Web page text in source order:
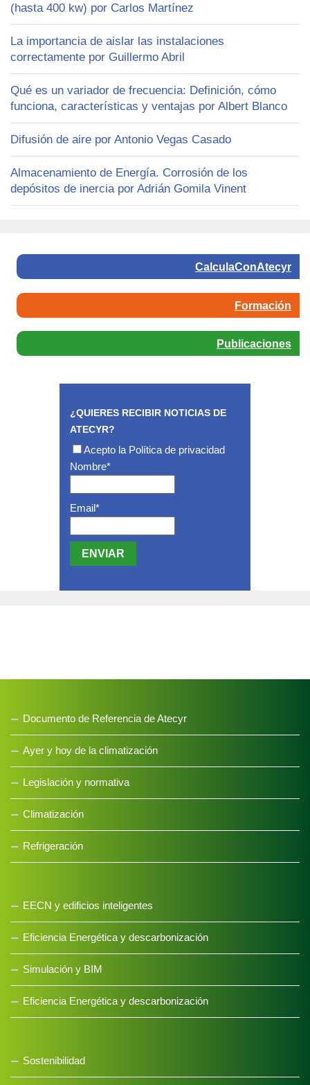
(hasta 400 kw) por Carlos Martínez
La importancia de aislar las instalaciones
correctamente por Guillermo Abril
Qué es un variador de frecuencia: Definición, cómo
funciona, características y ventajas por Albert Blanco
Difusión de aire por Antonio Vegas Casado
Almacenamiento de Energía. Corrosión de los
depósitos de inercia por Adrián Gomila Vinent
CalculaConAtecyr
Formación
Publicaciones
¿QUIERES RECIBIR NOTICIAS DE
ATECYR?
Acepto la Política de privacidad
Nombre*
Email*
Documento de Referencia de Atecyr
Ayer y hoy de la climatización
Legislación y normativa
Climatización
Refrigeración
EECN y edificios inteligentes
Eficiencia Energética y descarbonización
Simulación y BIM
Eficiencia Energética y descarbonización
Sostenibilidad